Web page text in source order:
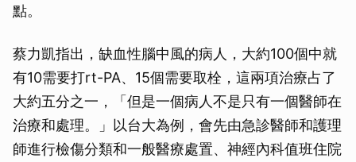
點。
蔡力凱指出，缺血性腦中風的病人，大約100個中就
有10需要打rt-PA、15個需要取栓，這兩項治療占了
大約五分之一，「但是一個病人不是只有一個醫師在
治療和處理。」以台大為例，會先由急診醫師和護理
師進行檢傷分類和一般醫療處置、神經內科值班住院